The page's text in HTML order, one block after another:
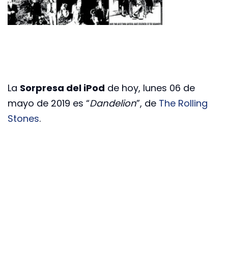
La Sorpresa del iPod de hoy, lunes 06 de
mayo de 2019 es “Dandelion”, de The Rolling
Stones.